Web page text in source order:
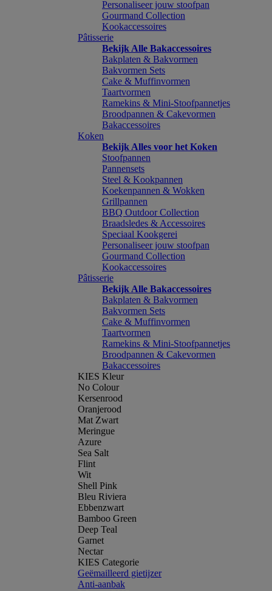
Personaliseer jouw stoofpan
Gourmand Collection
Kookaccessoires
Pâtisserie
Bekijk Alle Bakaccessoires
Bakplaten & Bakvormen
Bakvormen Sets
Cake & Muffinvormen
Taartvormen
Ramekins & Mini-Stoofpannetjes
Broodpannen & Cakevormen
Bakaccessoires
Koken
Bekijk Alles voor het Koken
Stoofpannen
Pannensets
Steel & Kookpannen
Koekenpannen & Wokken
Grillpannen
BBQ Outdoor Collection
Braadsledes & Accessoires
Speciaal Kookgerei
Personaliseer jouw stoofpan
Gourmand Collection
Kookaccessoires
Pâtisserie
Bekijk Alle Bakaccessoires
Bakplaten & Bakvormen
Bakvormen Sets
Cake & Muffinvormen
Taartvormen
Ramekins & Mini-Stoofpannetjes
Broodpannen & Cakevormen
Bakaccessoires
KIES Kleur
No Colour
Kersenrood
Oranjerood
Mat Zwart
Meringue
Azure
Sea Salt
Flint
Wit
Shell Pink
Bleu Riviera
Ebbenzwart
Bamboo Green
Deep Teal
Garnet
Nectar
KIES Categorie
Geëmailleerd gietijzer
Anti-aanbak